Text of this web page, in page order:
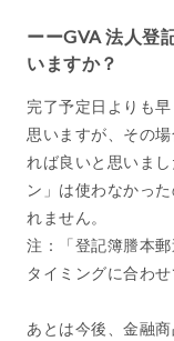
ーーGVA 法人登
いますか？
完了予定日よりも
思いますが、その
れば良いと思いま
ン」は使わなかっ
れません。
注：「登記簿謄本
タイミングに合わ
あとは今後、金融